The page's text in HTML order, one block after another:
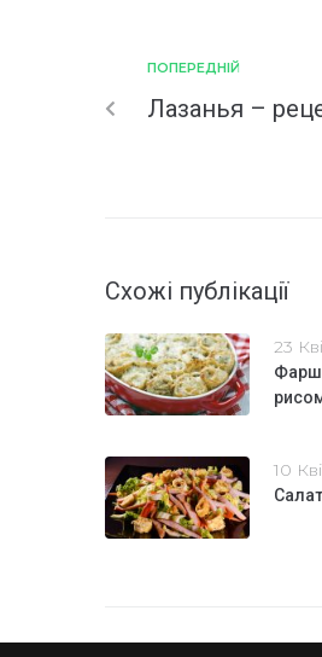
ПОПЕРЕДНІЙ
Лазанья –
Схожі публікації
23
10